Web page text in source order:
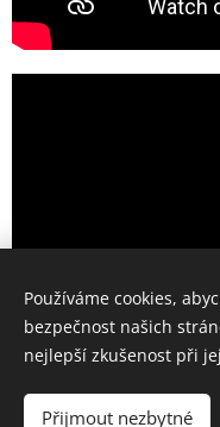
Používáme cookies,
bezpečnost našich
nejlepší zkušenost při
Přijmout nezbytné